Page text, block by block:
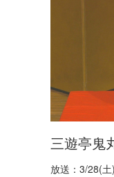
三遊亭鬼
放送：3/28(